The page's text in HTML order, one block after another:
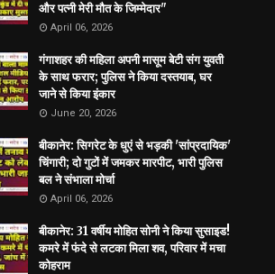
और पत्नी मेरी मौत के जिम्मेदार"
April 06, 2026
गंगाशहर की महिला अपनी मासूम बेटी संग युवती
के साथ फरार; पुलिस ने किया दस्तयाब, घर
जाने से किया इंकार
June 20, 2026
बीकानेर: सिगरेट के धुएं से भड़की 'सांप्रदायिक'
चिंगारी; दो गुटों में जमकर मारपीट, भारी पुलिस
बल ने संभाला मोर्चा
April 06, 2026
बीकानेर: 31 वर्षीय मोहित सोनी ने किया सुसाइड!
कमरे में फंदे से लटका मिला शव, परिवार में मचा
कोहराम